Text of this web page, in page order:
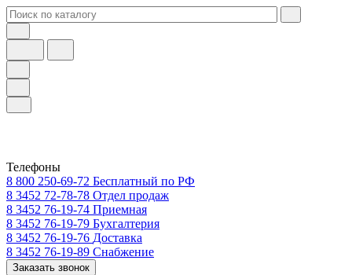
Телефоны
8 800 250-69-72 Бесплатный по РФ
8 3452 72-78-78 Отдел продаж
8 3452 76-19-74 Приемная
8 3452 76-19-79 Бухгалтерия
8 3452 76-19-76 Доставка
8 3452 76-19-89 Снабжение
Заказать звонок